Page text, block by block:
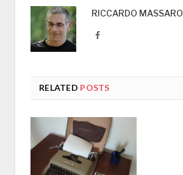
RICCARDO MASSARO
Facebook
RELATED POSTS